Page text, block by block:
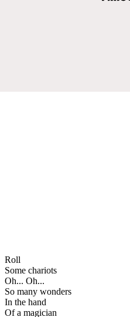
Roll
Some chariots
Oh... Oh...
So many wonders
In the hand
Of a magician